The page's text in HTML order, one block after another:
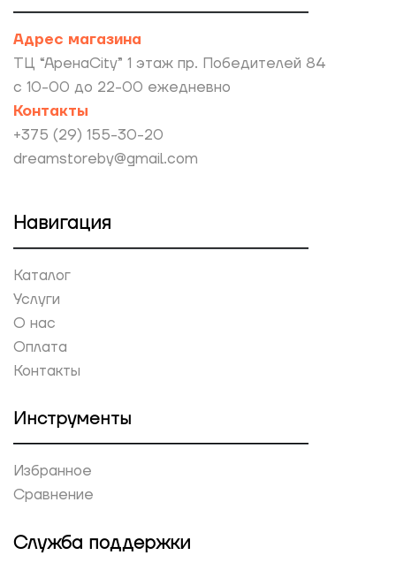
Адрес магазина
ТЦ “АренаCity” 1 этаж пр. Победителей 84
с 10-00 до 22-00 ежедневно
Контакты
+375 (29) 155-30-20
dreamstoreby@gmail.com
Навигация
Каталог
Услуги
О нас
Оплата
Контакты
Инструменты
Избранное
Сравнение
Служба поддержки